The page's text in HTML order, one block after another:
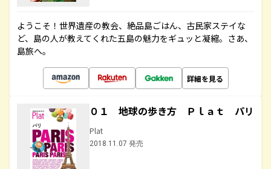
ようこそ！世界遺産の教会、絶品島ごはん、古民家ステイな
ど、島の人が教えてくれた五島の魅力をギュッと凝縮。さあ、
島旅へ。
詳細を見る
０１ 地球の歩き方 Ｐｌａｔ パリ
Plat
2018.11.07 発売